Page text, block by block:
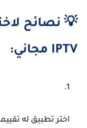
💡 نصائح
IPTV مجاني:
اختر تطبيق له